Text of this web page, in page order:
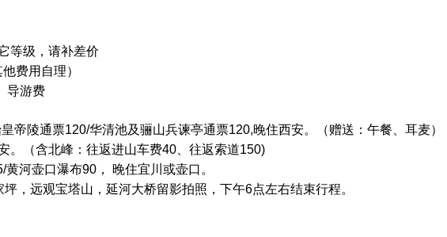
等级，请补差价
费用自理）
导游费
帝陵通票120/华清池及骊山兵谏亭通票120,晚住西安。（赠送：午餐、耳麦）
。（含北峰：往返进山车费40、往返索道150)
河壶口瀑布90， 晚住宜川或壶口。
，远观宝塔山，延河大桥留影拍照，下午6点左右结束行程。